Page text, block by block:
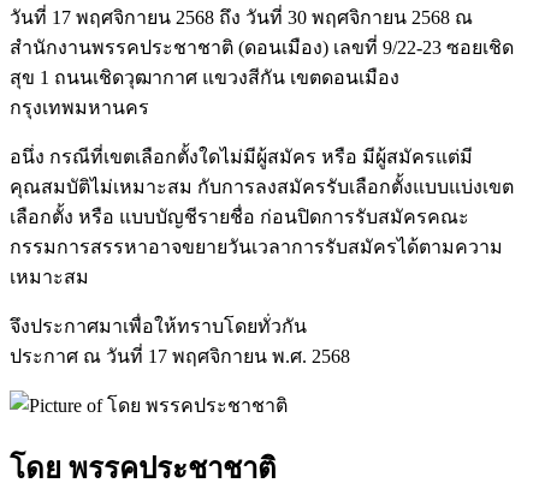
วันที่ 17 พฤศจิกายน 2568 ถึง วันที่ 30 พฤศจิกายน 2568 ณ
สำนักงานพรรคประชาชาติ (ดอนเมือง) เลขที่ 9/22-23 ซอยเชิด
สุข 1 ถนนเชิดวุฒากาศ แขวงสีกัน เขตดอนเมือง
กรุงเทพมหานคร
อนึ่ง กรณีที่เขตเลือกตั้งใดไม่มีผู้สมัคร หรือ มีผู้สมัครแต่มี
คุณสมบัติไม่เหมาะสม กับการลงสมัครรับเลือกตั้งแบบแบ่งเขต
เลือกตั้ง หรือ แบบบัญชีรายชื่อ ก่อนปิดการรับสมัครคณะ
กรรมการสรรหาอาจขยายวันเวลาการรับสมัครได้ตามความ
เหมาะสม
จึงประกาศมาเพื่อให้ทราบโดยทั่วกัน
ประกาศ ณ วันที่ 17 พฤศจิกายน พ.ศ. 2568
โดย พรรคประชาชาติ